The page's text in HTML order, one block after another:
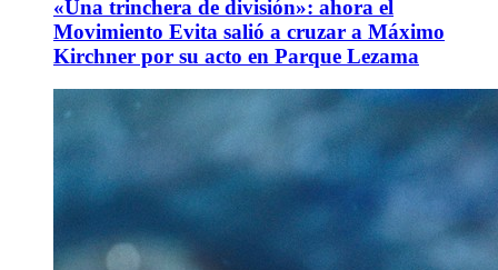
«Una trinchera de división»: ahora el
Movimiento Evita salió a cruzar a Máximo
Kirchner por su acto en Parque Lezama